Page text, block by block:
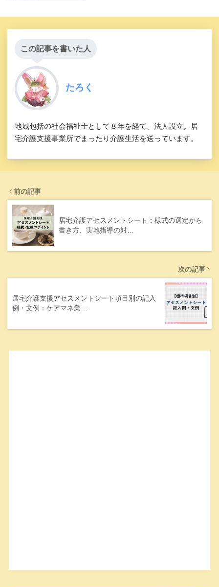
この記事を書いた人
たろく
地域包括の社会福祉士として８年を経て、法人設立。居
宅介護支援事業所でまったり介護生活を送っています。
前の記事
居宅介護アセスメントシート：様式の選定から
書き方、実地指導の対…
次の記事
居宅介護支援アセスメントシート項目別の記入
例・文例：ケアマネ業…